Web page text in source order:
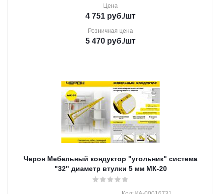
Цена
4 751 руб./шт
Розничная цена
5 470 руб./шт
Черон Мебельный кондуктор "угольник" система
"32" диаметр втулки 5 мм МК-20